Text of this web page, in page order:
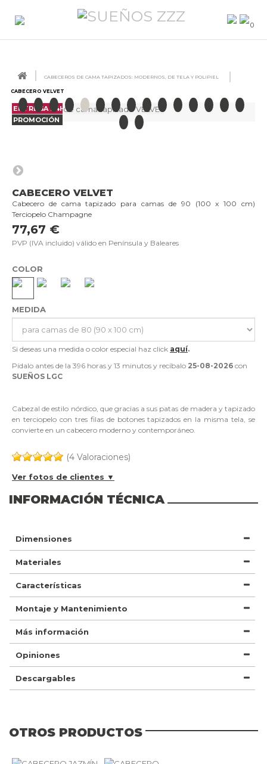
CABECEROS DE CAMA TAPIZADOS: MODERNOS, DE TELA Y POLIPIEL
CABECERO VELVET
ENTREGA 24H
PROMOCIÓN
CABECERO VELVET
Cabecero de cama tapizado para camas de 90 (100 x 100 cm)
Terciopelo Champagne
77,67 €
PVP (IVA incluido) válido en Península y Baleares
COLOR
MEDIDA
Si deseas una medida o color especial haz click aquí.
Pídalo antes de la 396 horas y 13 minutos y recíbalo 25-08-2026 con
SUEÑOS LGC
Cabezal de estilo nórdico, que gracias a sus patas de madera y tapizado
en terciopelo con tres filas de botones tapizados en la misma tela, se
convierte en un cabecero moderno y contemporáneo.
(4 Valoraciones)
Ver fotos de clientes ▼
INFORMACIÓN TÉCNICA
Dimensiones
Materiales
Características
Montaje y Mantenimiento
Más información
Opiniones
Descargables
OTROS PRODUCTOS
0